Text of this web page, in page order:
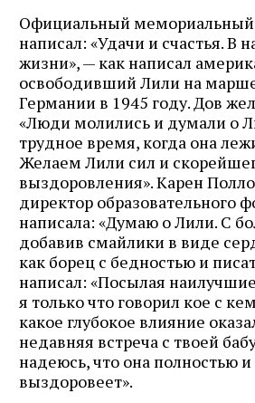
Официальный
написал: «Удачи и счастья. В
жизни», — как написал
освободивший Лили на
Германии в 1945 году. Дов
«Люди молились и думали о
трудное время, когда она
Желаем Лили сил и
выздоровления». Карен
директор образовательного
написала: «Думаю о Лили. С
добавив смайлики в виде
как борец с бедностью и
написал: «Посылая
я только что говорил кое с
какое глубокое влияние
недавняя встреча с твоей
надеюсь, что она полностью
выздоровеет».